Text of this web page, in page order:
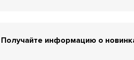
Получайте информацию о